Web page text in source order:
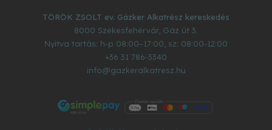
TÖRÖK ZSOLT ev. Gázker Alkatrész kereskedés
8000 Székesfehérvár, Gáz út 3.
Nyitva tartás: h-p 08:00–17:00, sz: 08:00-12:00
+36 31 786-3340
info@gazkeralkatresz.hu